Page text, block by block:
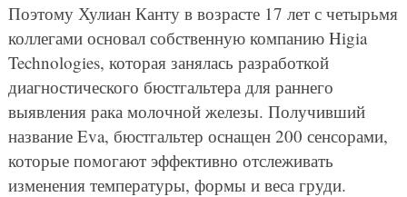
Поэтому Хулиан Канту в возрасте 17 лет с четырьмя
коллегами основал собственную компанию Higia
Technologies, которая занялась разработкой
диагностического бюстгальтера для раннего
выявления рака молочной железы. Получивший
название Eva, бюстгальтер оснащен 200 сенсорами,
которые помогают эффективно отслеживать
изменения температуры, формы и веса груди.